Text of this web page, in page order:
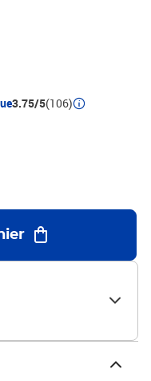
rangement : le banc de
pour que vous
pratique : le
puissiez détendre
et stable : le cadre
:Chaque produit
la boîte pour un
bois de pin
x H)
3.75/5(106)